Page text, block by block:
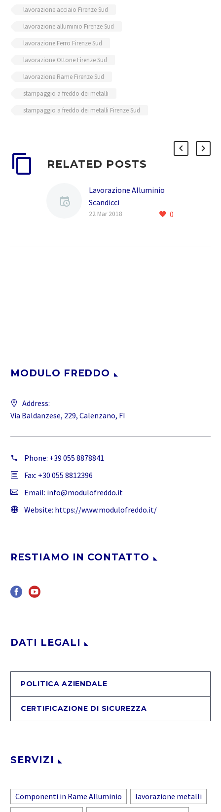
lavorazione acciaio Firenze Sud
lavorazione alluminio Firenze Sud
lavorazione Ferro Firenze Sud
lavorazione Ottone Firenze Sud
lavorazione Rame Firenze Sud
stampaggio a freddo dei metalli
stampaggio a freddo dei metalli Firenze Sud
RELATED POSTS
Lavorazione Alluminio
Scandicci
La MODULO FREDDO e un
0
22 Mar 2018
MODULO FREDDO
Address:
Via Baldanzese, 229, Calenzano, FI
Phone: +39 055 8878841
Fax: +30 055 8812396
Email: info@modulofreddo.it
Website: https://www.modulofreddo.it/
RESTIAMO IN CONTATTO
DATI LEGALI
POLITICA AZIENDALE
CERTIFICAZIONE DI SICUREZZA
SERVIZI
Componenti in Rame Alluminio
lavorazione metalli